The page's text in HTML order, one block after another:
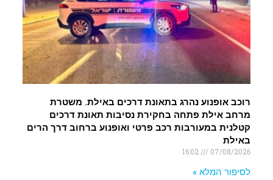
רוכב אופנוע נהרג בתאונת דרכים באילת. משטרת
מרחב אילת פתחה בחקירת נסיבות תאונת דרכים
קטלנית במעורבות רכב פרטי ואופנוע ברחוב דרך הרים
באילת
07/08/2026
16:02
לסיפור המלא »